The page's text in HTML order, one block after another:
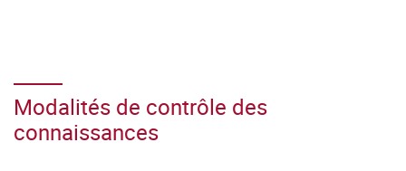
Modalités de contrôle des
connaissances